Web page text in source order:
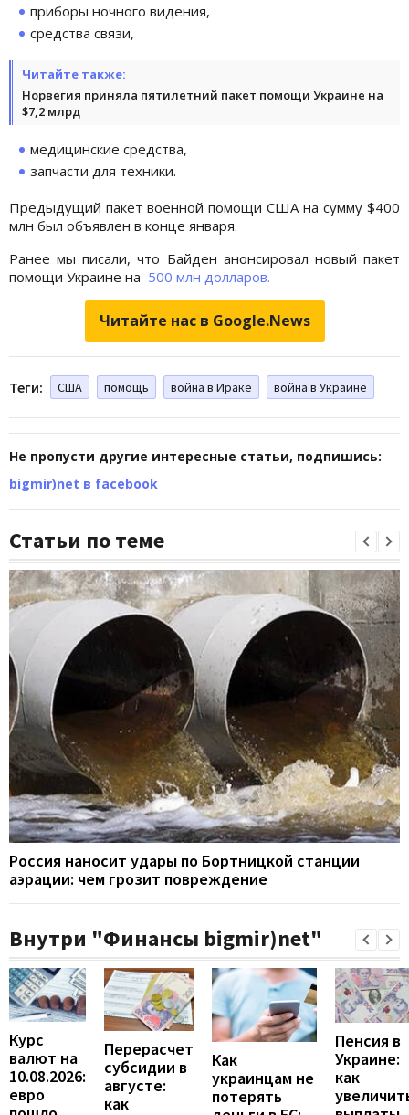
приборы ночного видения,
средства связи,
Читайте также:
Норвегия приняла пятилетний пакет помощи Украине на
$7,2 млрд
медицинские средства,
запчасти для техники.
Предыдущий пакет военной помощи США на сумму $400
млн был объявлен в конце января.
Ранее мы писали, что Байден анонсировал новый пакет
помощи Украине на 500 млн долларов.
Читайте нас в Google.News
Теги: США помощь война в Ираке война в Украине
Не пропусти другие интересные статьи, подпишись:
bigmir)net в facebook
Статьи по теме
Россия наносит удары по Бортницкой станции
аэрации: чем грозит повреждение
Внутри "Финансы bigmir)net"
Курс
валют на
10.08.2026:
евро
Перерасчет
субсидии в
августе:
как
Как
украинцам не
потерять
Пенсия в
Украине:
как